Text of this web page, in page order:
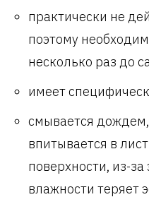
практически не
поэтому
несколько раз до
имеет
смывается
впитывается в
поверхности, из-
влажности теряет